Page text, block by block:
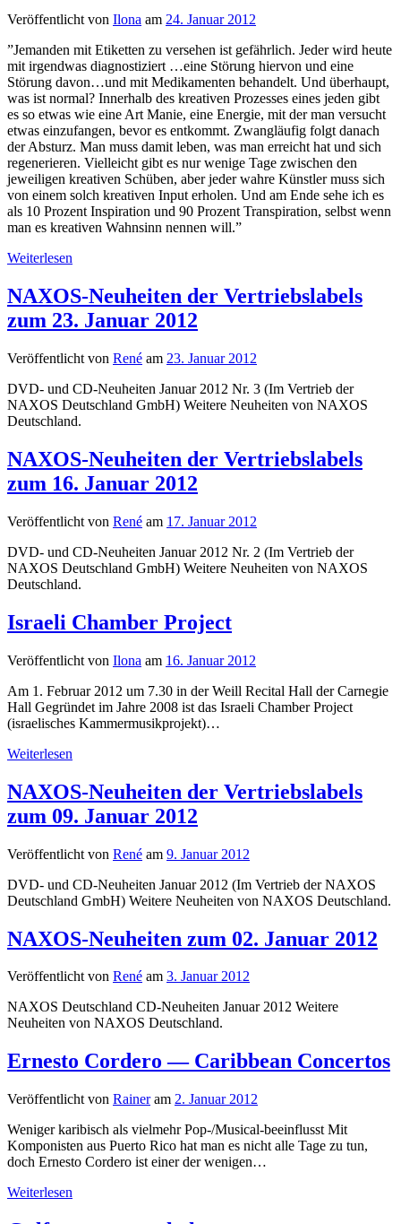
Veröffentlicht von Ilona am 24. Januar 2012
”Jemanden mit Etiketten zu versehen ist gefährlich. Jeder wird heute
mit irgendwas diagnostiziert …eine Störung hiervon und eine
Störung davon…und mit Medikamenten behandelt. Und überhaupt,
was ist normal? Innerhalb des kreativen Prozesses eines jeden gibt
es so etwas wie eine Art Manie, eine Energie, mit der man versucht
etwas einzufangen, bevor es entkommt. Zwangläufig folgt danach
der Absturz. Man muss damit leben, was man erreicht hat und sich
regenerieren. Vielleicht gibt es nur wenige Tage zwischen den
jeweiligen kreativen Schüben, aber jeder wahre Künstler muss sich
von einem solch kreativen Input erholen. Und am Ende sehe ich es
als 10 Prozent Inspiration und 90 Prozent Transpiration, selbst wenn
man es kreativen Wahnsinn nennen will.”
Weiterlesen
Hersch
NAXOS-Neuheiten der Vertriebslabels
zum 23. Januar 2012
Veröffentlicht von René am 23. Januar 2012
DVD- und CD-Neuheiten Januar 2012 Nr. 3 (Im Vertrieb der
NAXOS Deutschland GmbH) Weitere Neuheiten von NAXOS
Deutschland.
NAXOS-Neuheiten der Vertriebslabels
zum 16. Januar 2012
Veröffentlicht von René am 17. Januar 2012
DVD- und CD-Neuheiten Januar 2012 Nr. 2 (Im Vertrieb der
NAXOS Deutschland GmbH) Weitere Neuheiten von NAXOS
Deutschland.
Israeli Chamber Project
Veröffentlicht von Ilona am 16. Januar 2012
Am 1. Februar 2012 um 7.30 in der Weill Recital Hall der Carnegie
Hall Gegründet im Jahre 2008 ist das Israeli Chamber Project
(israelisches Kammermusikprojekt)…
Weiterlesen
Project
NAXOS-Neuheiten der Vertriebslabels
zum 09. Januar 2012
Veröffentlicht von René am 9. Januar 2012
DVD- und CD-Neuheiten Januar 2012 (Im Vertrieb der NAXOS
Deutschland GmbH) Weitere Neuheiten von NAXOS Deutschland.
NAXOS-Neuheiten zum 02. Januar 2012
Veröffentlicht von René am 3. Januar 2012
NAXOS Deutschland CD-Neuheiten Januar 2012 Weitere
Neuheiten von NAXOS Deutschland.
Ernesto Cordero — Caribbean Concertos
Veröffentlicht von Raineram 2. Januar 2012
Weniger karibisch als vielmehr Pop-/Musical-beeinflusst Mit
Komponisten aus Puerto Rico hat man es nicht alle Tage zu tun,
doch Ernesto Cordero ist einer der wenigen…
Weiterlesen